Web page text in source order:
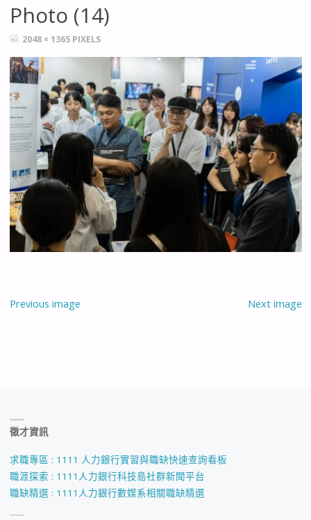
Photo (14)
FULL2048 × 1365 PIXELS
Previous image Next image
徵才資訊
求職專區 : 1111 人力銀行實習與職缺快速查詢看板
職涯探索 : 1111人力銀行科技島社群新聞平台
職缺精選 : 1111人力銀行數媒系相關職缺精選